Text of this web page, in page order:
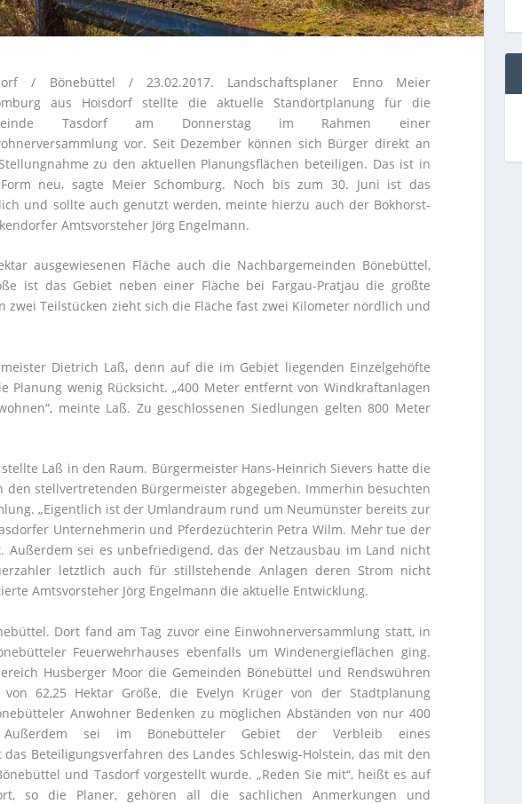
/ Bönebüttel / 23.02.2017. Landschaftsplaner Enno Meier
aus Hoisdorf stellte die aktuelle Standortplanung für die
Tasdorf am Donnerstag im Rahmen einer
vor. Seit Dezember können sich Bürger direkt an
zu den aktuellen Planungsflächen beteiligen. Das ist in
neu, sagte Meier Schomburg. Noch bis zum 30. Juni ist das
und sollte auch genutzt werden, meinte hierzu auch der Bokhorst-
Amtsvorsteher Jörg Engelmann.
ausgewiesenen Fläche auch die Nachbargemeinden Bönebüttel,
ist das Gebiet neben einer Fläche bei Fargau-Pratjau die größte
zwei Teilstücken zieht sich die Fläche fast zwei Kilometer nördlich und
Dietrich Laß, denn auf die im Gebiet liegenden Einzelgehöfte
wenig Rücksicht. „400 Meter entfernt von Windkraftanlagen
meinte Laß. Zu geschlossenen Siedlungen gelten 800 Meter
Laß in den Raum. Bürgermeister Hans-Heinrich Sievers hatte die
stellvertretenden Bürgermeister abgegeben. Immerhin besuchten
„Eigentlich ist der Umlandraum rund um Neumünster bereits zur
Unternehmerin und Pferdezüchterin Petra Wilm. Mehr tue der
sei es unbefriedigend, das der Netzausbau im Land nicht
letztlich auch für stillstehende Anlagen deren Strom nicht
Amtsvorsteher Jörg Engelmann die aktuelle Entwicklung.
Dort fand am Tag zuvor eine Einwohnerversammlung statt, in
Feuerwehrhauses ebenfalls um Windenergieflächen ging.
Husberger Moor die Gemeinden Bönebüttel und Rendswühren
62,25 Hektar Größe, die Evelyn Krüger von der Stadtplanung
Anwohner Bedenken zu möglichen Abständen von nur 400
Außerdem sei im Bönebütteler Gebiet der Verbleib eines
Beteiligungsverfahren des Landes Schleswig-Holstein, das mit den
und Tasdorf vorgestellt wurde. „Reden Sie mit“, heißt es auf
so die Planer, gehören all die sachlichen Anmerkungen und